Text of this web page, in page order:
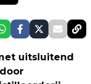
uitsluitend